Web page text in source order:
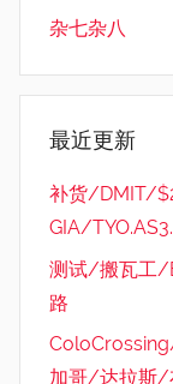
杂七杂八
最近更新
补货/DMIT/
GIA/
测试/搬瓦工/
路
加哥/达拉斯/